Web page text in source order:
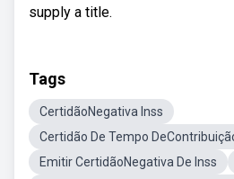
supply a title.
Tags
CertidãoNegativa Inss
Certidão De Tempo
Emitir CertidãoNegativa De Inss